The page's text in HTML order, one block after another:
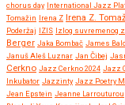
chorus day International Jazz
Tomažin Irena Z Irena Z.
Poderžaj IZIS Izlog suvremenog
Berger Jaka Bombač James
Januš Aleš Luznar Jan Čibej
Cerkno Jazz Cerkno 2024 Jazz
Inkubator Jazzinty Jazz Poetry
Jean Epstein Jeanne Larrouturou